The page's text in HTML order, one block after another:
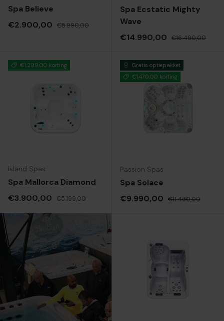
Spa Believe
Verkoopprijs
€2.900,00 Reguliere prijs
€5.990,00
Spa Ecstatic Mighty
Wave
Verkoopprijs
€14.990,00 Reguliere prijs
€16.490,00
€1.299,00 korting
Island Spas
Spa Mallorca Diamond
Verkoopprijs
€3.900,00 Reguliere prijs
€5.199,00
Gratis optiepakket
€1.470,00 korting
Passion Spas
Spa Solace
Verkoopprijs
€9.990,00 Reguliere prijs
€11.460,00